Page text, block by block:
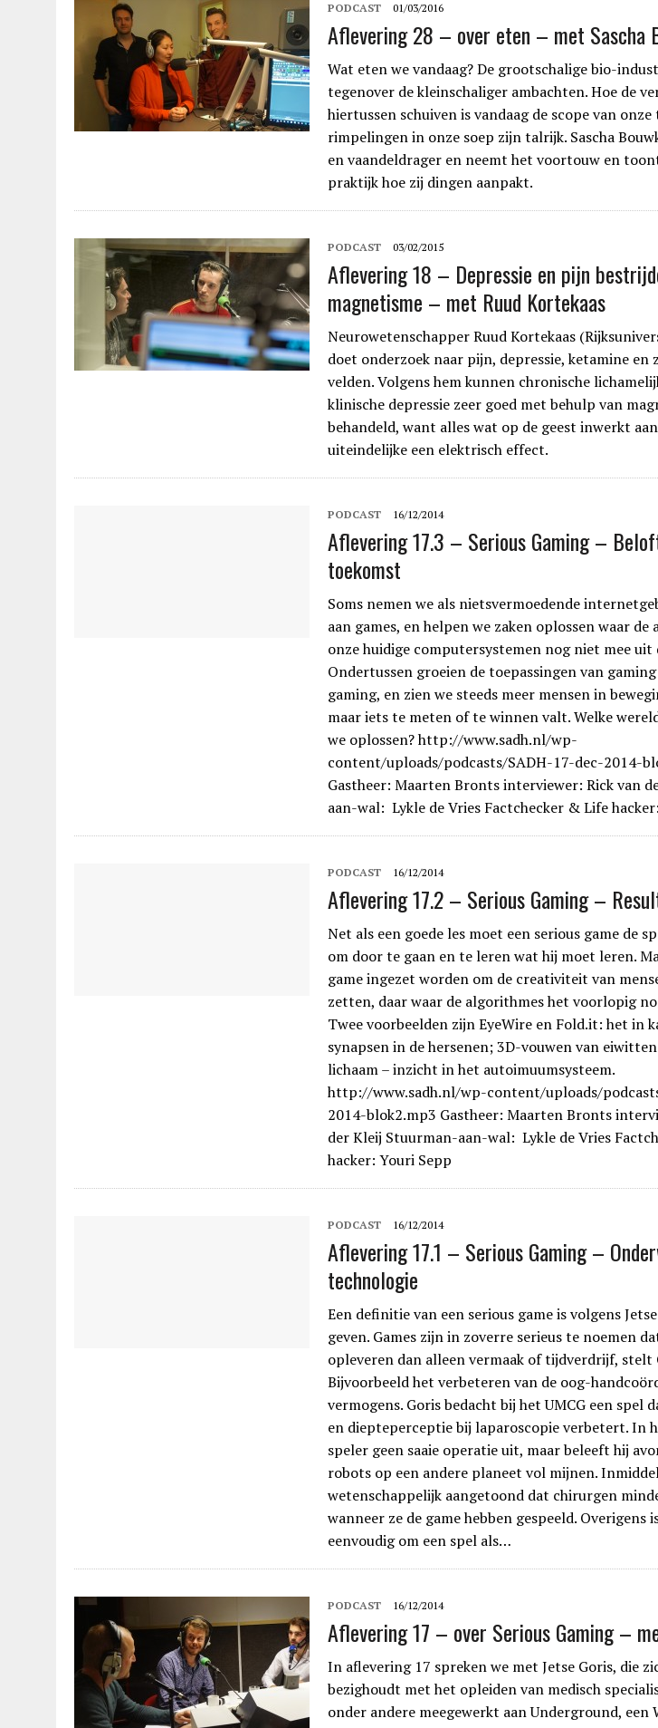
PODCAST 01/03/2016
Aflevering 28 – over eten – met Sascha
Wat eten we vandaag? De grootschalige bio-
tegenover de kleinschaliger ambachten. Hoe de
hiertussen schuiven is vandaag de scope van
rimpelingen in onze soep zijn talrijk. Sascha
en vaandeldrager en neemt het voortouw en
praktijk hoe zij dingen aanpakt.
PODCAST 03/02/2015
Aflevering 18 – Depressie en pijn
magnetisme – met Ruud Kortekaas
Neurowetenschapper Ruud Kortekaas
doet onderzoek naar pijn, depressie, ketamine en
velden. Volgens hem kunnen chronische
klinische depressie zeer goed met behulp van
behandeld, want alles wat op de geest inwerkt
uiteindelijke een elektrisch effect.
PODCAST 16/12/2014
Aflevering 17.3 – Serious Gaming –
toekomst
Soms nemen we als nietsvermoedende
aan games, en helpen we zaken oplossen waar
onze huidige computersystemen nog niet mee uit
Ondertussen groeien de toepassingen van
gaming, en zien we steeds meer mensen in
maar iets te meten of te winnen valt. Welke
we oplossen? http://www.sadh.nl/wp-
content/uploads/podcasts/SADH-17-dec-2014-
Gastheer: Maarten Bronts interviewer: Rick van
aan-wal: Lykle de Vries Factchecker & Life
PODCAST 16/12/2014
Aflevering 17.2 – Serious Gaming –
Net als een goede les moet een serious game de
om door te gaan en te leren wat hij moet leren.
game ingezet worden om de creativiteit van
zetten, daar waar de algorithmes het voorlopig
Twee voorbeelden zijn EyeWire en Fold.it: het in
synapsen in de hersenen; 3D-vouwen van
lichaam – inzicht in het autoimuumsysteem.
http://www.sadh.nl/wp-content/uploads/
2014-blok2.mp3 Gastheer: Maarten Bronts
der Kleij Stuurman-aan-wal: Lykle de Vries
hacker: Youri Sepp
PODCAST 16/12/2014
Aflevering 17.1 – Serious Gaming –
technologie
Een definitie van een serious game is volgens
geven. Games zijn in zoverre serieus te noemen
opleveren dan alleen vermaak of tijdverdrijf, stelt
Bijvoorbeeld het verbeteren van de oog-
vermogens. Goris bedacht bij het UMCG een spel
en diepteperceptie bij laparoscopie verbetert. In
speler geen saaie operatie uit, maar beleeft hij
robots op een andere planeet vol mijnen.
wetenschappelijk aangetoond dat chirurgen
wanneer ze de game hebben gespeeld. Overigens
eenvoudig om een spel als…
PODCAST 16/12/2014
Aflevering 17 – over Serious Gaming –
In aflevering 17 spreken we met Jetse Goris, die
bezighoudt met het opleiden van medisch
onder andere meegewerkt aan Underground, een